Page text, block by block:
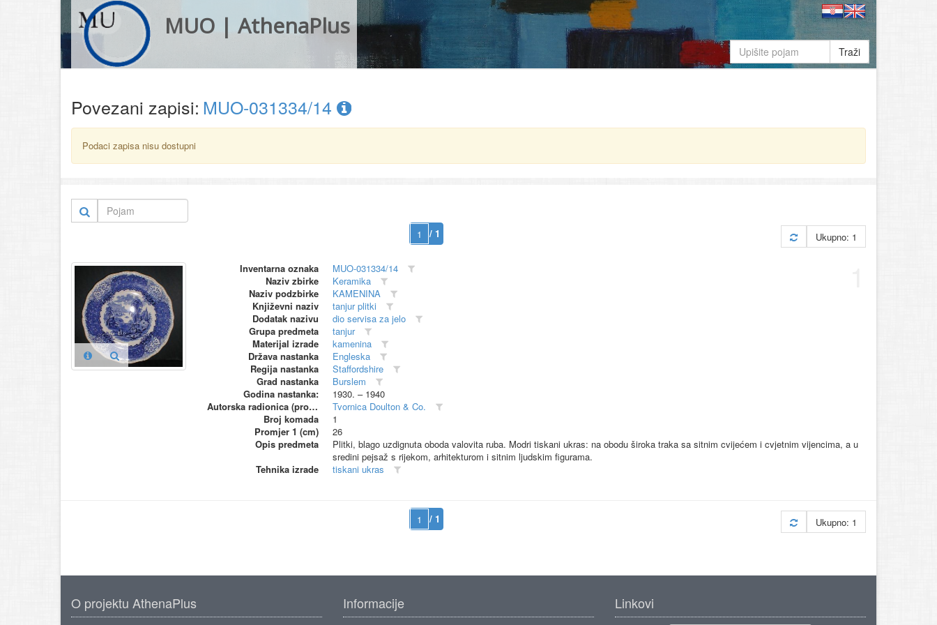
MUO | AthenaPlus
Traži
Povezani zapisi: MUO-031334/14
Podaci zapisa nisu dostupni
/ 1 Ukupno: 1
Inventarna oznaka
MUO-031334/14
Naziv zbirke
Keramika
Naziv podzbirke
KAMENINA
Književni naziv
tanjur plitki
Dodatak nazivu
dio servisa za jelo
Grupa predmeta
tanjur
Materijal izrade
kamenina
Država nastanka
Engleska
Regija nastanka
Staffordshire
Grad nastanka
Burslem
Godina nastanka:
1930. – 1940
Autorska radionica (proizvođač)
Tvornica Doulton & Co.
Broj komada
1
Promjer 1 (cm)
26
Opis predmeta
Plitki, blago uzdignuta oboda valovita ruba. Modri tiskani ukras: na obodu široka traka sa sitnim cvijećem i cvjetnim vijencima, a u
sredini pejsaž s rijekom, arhitekturom i sitnim ljudskim figurama.
Tehnika izrade
tiskani ukras
/ 1 Ukupno: 1
O projektu AthenaPlus Informacije Linkovi